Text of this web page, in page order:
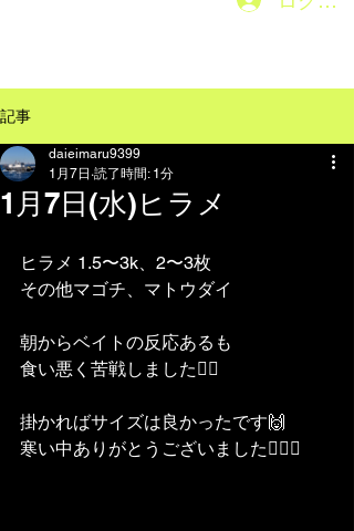
記事
1月7日(水)ヒラメ
daieimaru9399
1月7日 読了時間: 1分
ヒラメ 1.5〜3k、2〜3枚
その他マゴチ、マトウダイ
朝からベイトの反応あるも
食い悪く苦戦しました😶‍🌫️
掛かればサイズは良かったです🙌
寒い中ありがとうございました🙇🏽‍♂️